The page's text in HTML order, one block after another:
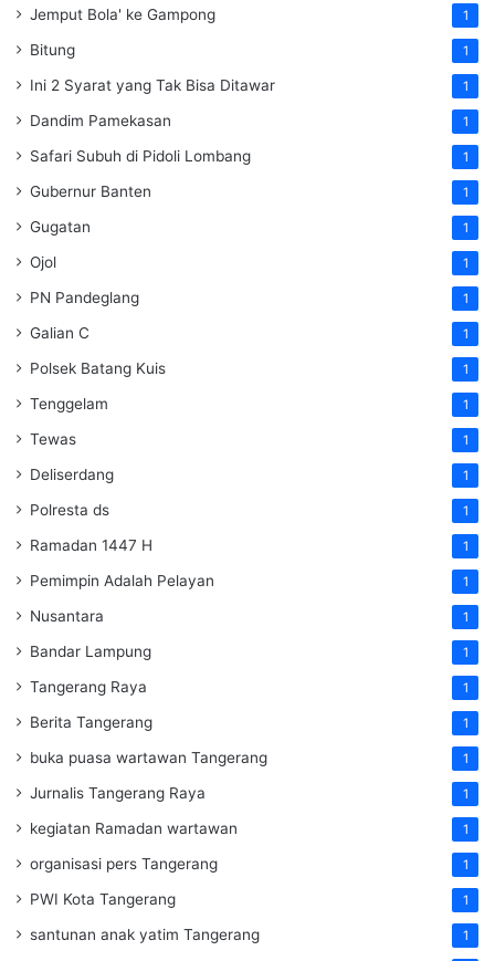
Jemput Bola' ke Gampong 1
Bitung 1
Ini 2 Syarat yang Tak Bisa Ditawar 1
Dandim Pamekasan 1
Safari Subuh di Pidoli Lombang 1
Gubernur Banten 1
Gugatan 1
Ojol 1
PN Pandeglang 1
Galian C 1
Polsek Batang Kuis 1
Tenggelam 1
Tewas 1
Deliserdang 1
Polresta ds 1
Ramadan 1447 H 1
Pemimpin Adalah Pelayan 1
Nusantara 1
Bandar Lampung 1
Tangerang Raya 1
Berita Tangerang 1
buka puasa wartawan Tangerang 1
Jurnalis Tangerang Raya 1
kegiatan Ramadan wartawan 1
organisasi pers Tangerang 1
PWI Kota Tangerang 1
santunan anak yatim Tangerang 1